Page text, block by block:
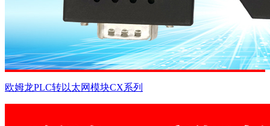
欧姆龙PLC转以太网模块CX系列